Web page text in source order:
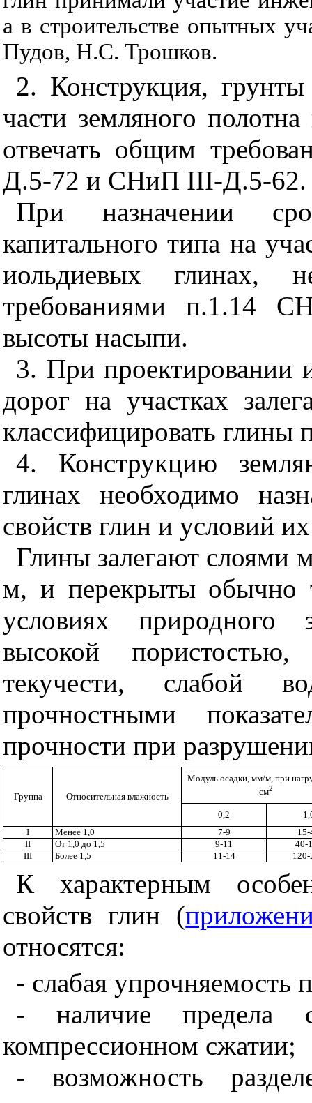
а в строительстве опытных
Пудов, Н.С. Трошков.
2. Конструкция,
части земляного
отвечать общим
Д.5-72 и СНиП III-Д.5-62.
При назначении
капитального типа на
иольдиевых глинах,
требованиями п.1.14
высоты насыпи.
3. При проектировании
дорог на участках
классифицировать глины
4. Конструкцию
глинах необходимо
свойств глин и условий
Глины залегают слоями
м, и перекрыты
условиях природного
высокой
текучести, слабой
прочностными
прочности при
Группа Относительная влажность
Модуль осадки, мм/м, при
см2
0,2
I
Менее 1,0 7-9
15-
II
От 1,0 до 1,5 9-11
40-
III
Более 1,5 11-14
К характерным
свойств глин (
относятся:
- слабая упрочняемость
- наличие предела
компрессионном сжатии;
- возможность